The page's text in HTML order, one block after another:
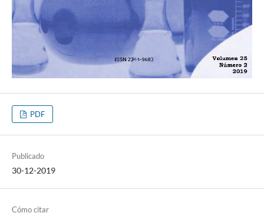
PDF
Publicado
30-12-2019
Cómo citar